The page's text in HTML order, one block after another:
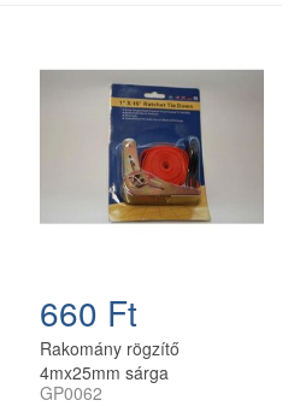
660 Ft
Rakomány rögzítő
4mx25mm sárga
GP0062